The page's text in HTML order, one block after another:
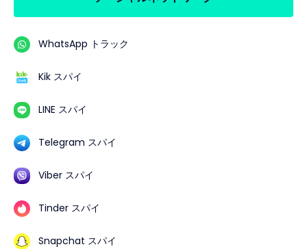
WhatsApp トラック
Kik スパイ
LINE スパイ
Telegram スパイ
Viber スパイ
Tinder スパイ
Snapchat スパイ